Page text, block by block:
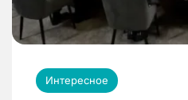
Интересное